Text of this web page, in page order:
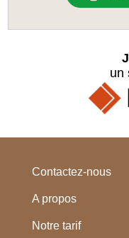
un
Contactez-nous
A propos
Notre tarif